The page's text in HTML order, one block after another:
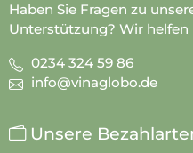
Haben Sie Fragen zu
Unterstützung? Wir helfen
0234 324 59 86
info@vinaglobo.de
Unsere